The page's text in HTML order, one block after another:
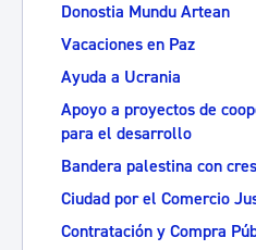
Donostia Mundu Artean
Vacaciones en Paz
Ayuda a Ucrania
Apoyo a proyectos de
para el desarrollo
Bandera palestina con
Ciudad por el Comercio
Contratación y Compra